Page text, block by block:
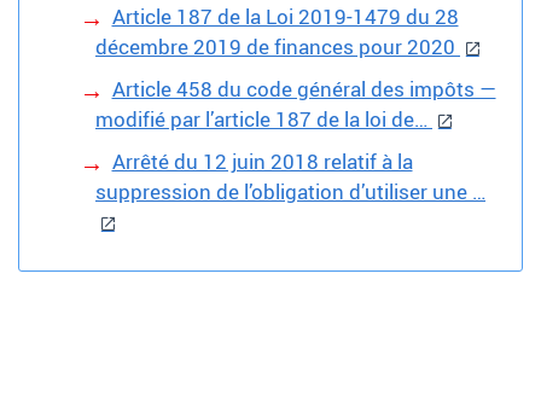
Article 187 de la Loi 2019-1479 du 28
décembre 2019 de finances pour 2020
Article 458 du code général des impôts —
modifié par l’article 187 de la loi de…
Arrêté du 12 juin 2018 relatif à la
suppression de l’obligation d’utiliser une …